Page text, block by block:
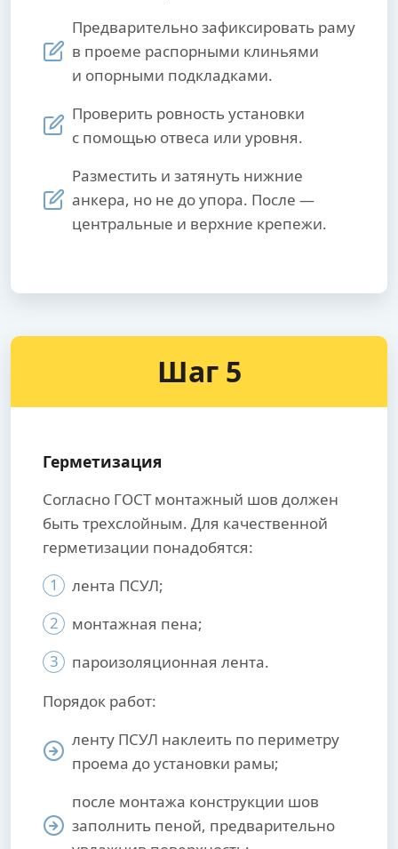
Предварительно зафиксировать раму
в проеме распорными клиньями
и опорными подкладками.
Проверить ровность установки
с помощью отвеса или уровня.
Разместить и затянуть нижние
анкера, но не до упора. После —
центральные и верхние крепежи.
Шаг 5
Герметизация
Согласно ГОСТ монтажный шов должен
быть трехслойным. Для качественной
герметизации понадобятся:
1
лента ПСУЛ;
2
монтажная пена;
3
пароизоляционная лента.
Порядок работ:
ленту ПСУЛ наклеить по периметру
проема до установки рамы;
после монтажа конструкции шов
заполнить пеной, предварительно